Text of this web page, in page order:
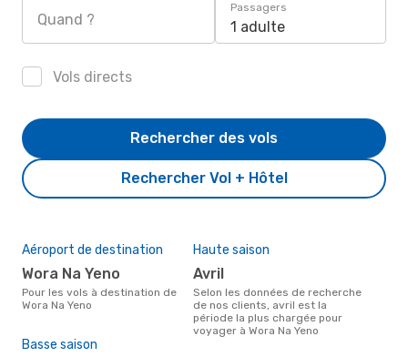
Quand ?
Passagers
1 adulte
Vols directs
Rechercher Vol + Hôtel
Rechercher des vols
Aéroport de destination
Wora Na Yeno
Pour les vols à destination de
Wora Na Yeno
Haute saison
avril
Selon les données de recherche
de nos clients, avril est la
période la plus chargée pour
voyager à Wora Na Yeno
Basse saison